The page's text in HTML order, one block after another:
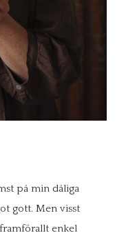
på min dåliga
gott. Men visst
enkel